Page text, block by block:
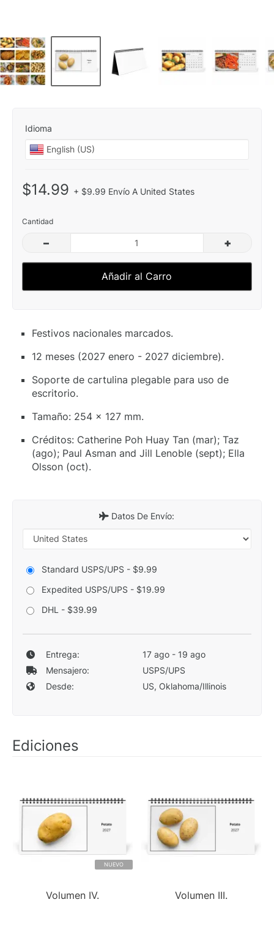
Idioma
$14.99 + $9.99 Envío A United States
Cantidad
– +
Añadir al Carro
Festivos nacionales marcados.
12 meses (2027 enero - 2027 diciembre).
Soporte de cartulina plegable para uso de
escritorio.
Tamaño: 254 x 127 mm.
Créditos: Catherine Poh Huay Tan (mar); Taz
(ago); Paul Asman and Jill Lenoble (sept); Ella
Olsson (oct).
Datos De Envío:
Standard USPS/UPS - $9.99
Expedited USPS/UPS - $19.99
DHL - $39.99
Entrega:
17 ago - 19 ago
Mensajero:
USPS/UPS
Desde:
US, Oklahoma/Illinois
Ediciones
NUEVO
Volumen IV. Volumen III.